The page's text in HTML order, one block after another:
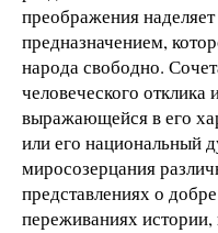
преображения
предназначением,
народа свободно.
человеческого
выражающейся в его
или его национальный
миросозерцания
представлениях о
переживаниях